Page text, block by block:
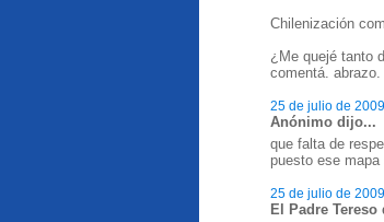
Chilenización
¿Me quejé tanto
comentá. abrazo.
25 de julio de
Anónimo dijo...
que falta de
puesto ese mapa
25 de julio de
El Padre Tereso